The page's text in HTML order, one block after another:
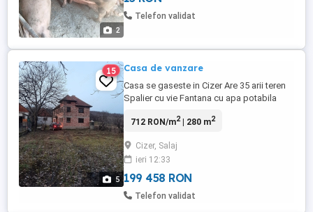
2
Telefon validat
5
15 Casa de vanzare
Casa se gaseste in Cizer Are 35 arii teren
Spalier cu vie Fantana cu apa potabila
buna Pt mai multe detalii puteti suna la nr
712 RON/m2| 280 m2
Cizer, Salaj
ieri 12:33
199 458 RON
Telefon validat